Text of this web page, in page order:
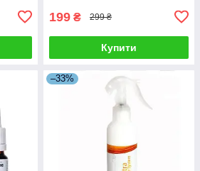
199 ₴ 299 ₴
Купити
–33%